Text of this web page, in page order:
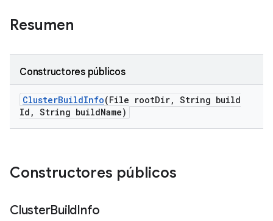
Resumen
Constructores públicos
ClusterBuildInfo(File rootDir, String build
Id , String buildName)
Constructores públicos
ClusterBuildInfo